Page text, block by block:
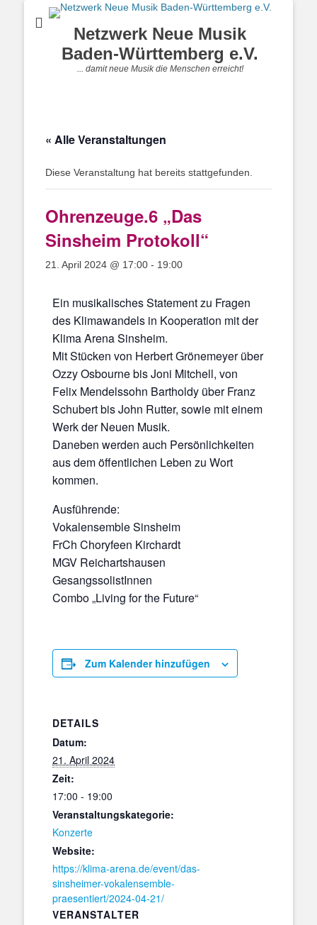
Netzwerk Neue Musik
Baden-Württemberg e.V.
... damit neue Musik die Menschen erreicht!
« Alle Veranstaltungen
Diese Veranstaltung hat bereits stattgefunden.
Ohrenzeuge.6 „Das
Sinsheim Protokoll“
21. April 2024 @ 17:00 - 19:00
Ein musikalisches Statement zu Fragen
des Klimawandels in Kooperation mit der
Klima Arena Sinsheim.
Mit Stücken von Herbert Grönemeyer über
Ozzy Osbourne bis Joni Mitchell, von
Felix Mendelssohn Bartholdy über Franz
Schubert bis John Rutter, sowie mit einem
Werk der Neuen Musik.
Daneben werden auch Persönlichkeiten
aus dem öffentlichen Leben zu Wort
kommen.
Ausführende:
Vokalensemble Sinsheim
FrCh Choryfeen Kirchardt
MGV Reichartshausen
GesangssolistInnen
Combo „Living for the Future“
Zum Kalender hinzufügen
DETAILS
Datum:
21. April 2024
Zeit:
17:00 - 19:00
Veranstaltungskategorie:
Konzerte
Website:
https://klima-arena.de/event/das-
sinsheimer-vokalensemble-
praesentiert/2024-04-21/
VERANSTALTER